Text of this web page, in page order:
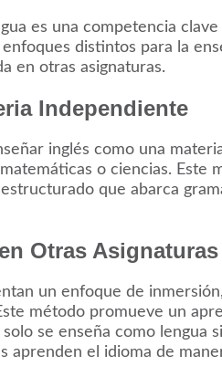
es una competencia
distintos para la
en otras asignaturas.
Independiente
inglés como una
o ciencias. Este
que abarca
Otras Asignaturas
un enfoque de
método promueve un
se enseña como lengua
aprenden el idioma de